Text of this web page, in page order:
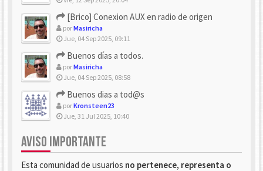
[Brico] Conexion AUX en radio de origen
porMasiricha
Jue, 04 Sep 2025, 09:11
Buenos días a todos.
porMasiricha
Jue, 04 Sep 2025, 08:58
Buenos dias a tod@s
porKronsteen23
Jue, 31 Jul 2025, 10:40
AVISO IMPORTANTE
Esta comunidad de usuarios no pertenece, representa o